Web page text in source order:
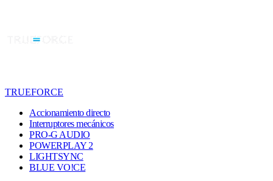
TRUEFORCE
Accionamiento directo
Interruptores mecánicos
PRO-G AUDIO
POWERPLAY 2
LIGHTSYNC
BLUE VO!CE